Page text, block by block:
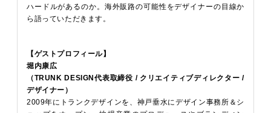
ハードルがあるのか。海外販路の可能性をデザイナーの目線か
ら語っていただきます。
【ゲストプロフィール】
堀内康広
（TRUNK DESIGN代表取締役 / クリエイティブディレクター /
デザイナー）
2009年にトランクデザインを、神戸垂水にデザイン事務所＆シ